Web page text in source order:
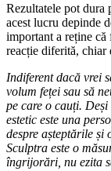
Rezultatele pot dura
acest lucru depinde
important a reține că
reacție diferită, chiar
Indiferent dacă vrei
volum feței sau să
pe care o cauți.
estetic este una
despre așteptările și
Sculptra este o
îngrijorări, nu ezita